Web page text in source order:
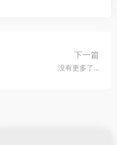
下一篇
没有更多了...